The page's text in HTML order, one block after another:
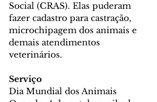
Social (CRAS). Elas puderam
fazer cadastro para castração,
microchipagem dos animais e
demais atendimentos
veterinários.
Serviço
Dia Mundial dos Animais